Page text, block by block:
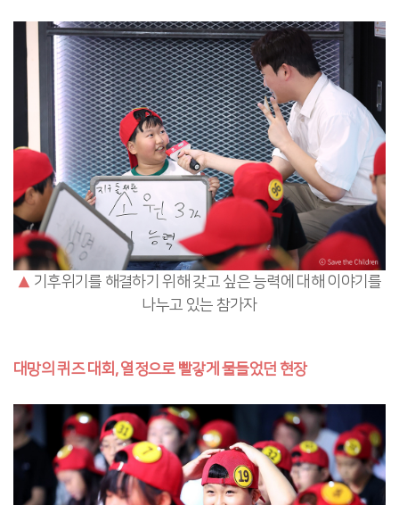
▲ 기후위기를 해결하기 위해 갖고 싶은 능력에 대해 이야기를
나누고 있는 참가자
대망의 퀴즈 대회, 열정으로 빨갛게 물들었던 현장